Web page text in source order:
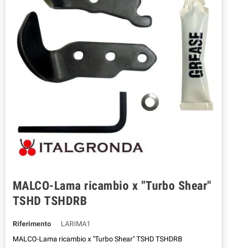
MALCO-Lama ricambio x "Turbo Shear"
TSHD TSHDRB
Riferimento
LARIMA1
MALCO-Lama ricambio x "Turbo Shear" TSHD TSHDRB